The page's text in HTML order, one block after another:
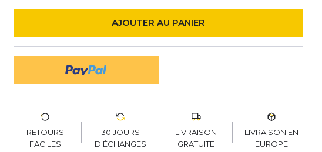
AJOUTER AU PANIER
RETOURS
FACILES
30 JOURS
D'ÉCHANGES
LIVRAISON
GRATUITE
LIVRAISON EN
EUROPE